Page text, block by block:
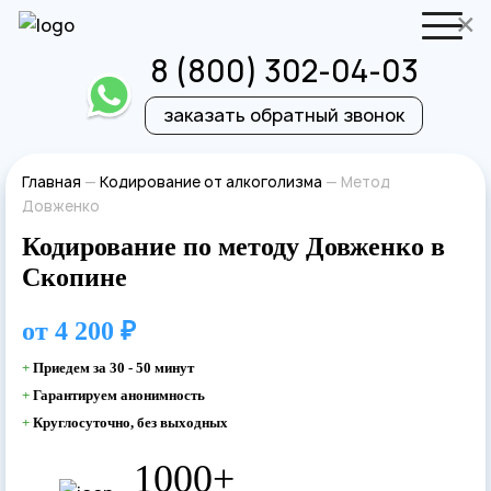
8 (800) 302-04-03
заказать обратный звонок
Главная — Кодирование от алкоголизма — Метод
Довженко
Кодирование по методу Довженко в
Скопине
от 4 200 ₽
+ Приедем за 30 - 50 минут
+ Гарантируем анонимность
+ Круглосуточно, без выходных
1000+
Ваше имя
Ваш телефон
Ваша заявка
отправлена
Наш врач свяжется с вами в самое
ближайшее время!
Ваше имя
Ваш телефон
×